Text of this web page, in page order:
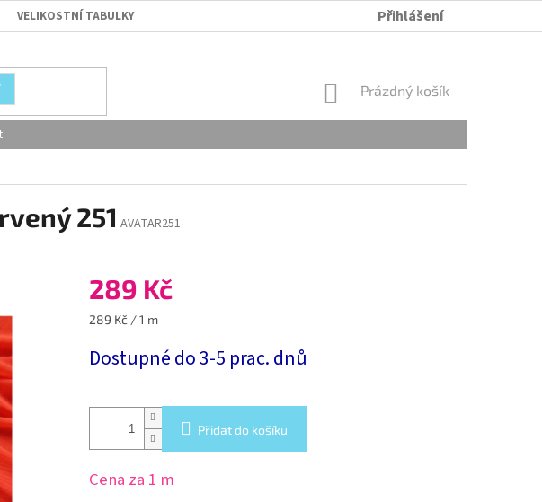
VELIKOSTNÍ TABULKY OBCHODNÍ PODMÍNKY
Přihlášení
NÁKUPNÍ
Prázdný košík
251 AVATAR251
289 Kč
Měrná
289 Kč / 1 m
Dostupné do 3-5 prac. dnů
Přidat do košíku
Cena za 1 m